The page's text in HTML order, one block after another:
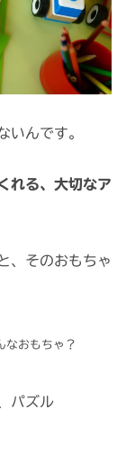
いんです。
れる、大切なア
、そのおもちゃ
なおもちゃ？
パズル